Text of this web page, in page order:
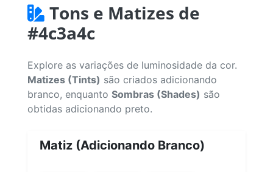
Tons e Matizes de
#4c3a4c
Explore as variações de luminosidade da cor.
Matizes (Tints) são criados adicionando
branco, enquanto Sombras (Shades) são
obtidas adicionando preto.
Matiz (Adicionando Branco)